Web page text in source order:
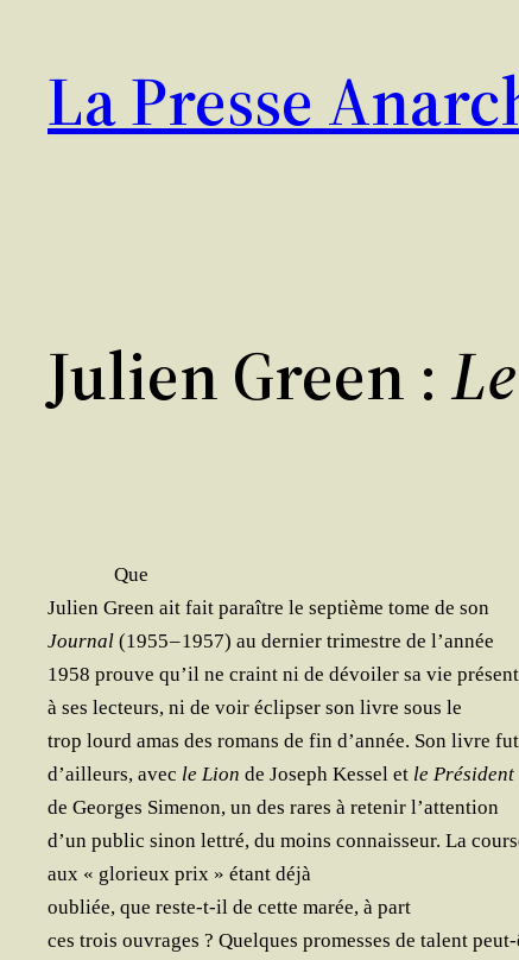
contenu
La Presse
Julien Green :
Que
Julien Green ait fait paraître le sep­tième tome de son
Jour­nal (1955 – 1957) au der­nier tri­mestre de l’année
1958 prouve qu’il ne craint ni de dévoi­ler sa vie
à ses lec­teurs, ni de voir éclip­ser son livre sous le
trop lourd amas des romans de fin d’année. Son livre fut
d’ailleurs, avec le Lion de Joseph Kes­sel et le Pré­sident
de Georges Sime­non, un des rares à rete­nir l’attention
d’un public sinon let­tré, du moins connais­seur. La
aux « glo­rieux prix » étant déjà
oubliée, que reste-t-il de cette marée, à part
ces trois ouvrages ? Quelques pro­messes de talent